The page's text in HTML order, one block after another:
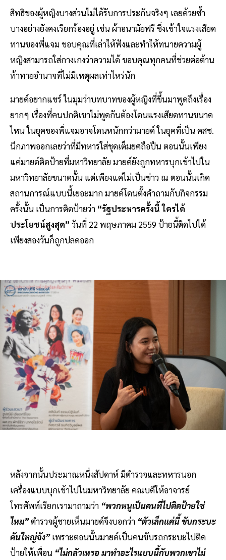
สิทธิของผู้หญิงบางส่วนไม่ได้รับการประกันจริงๆ เลยด้วยซ้ำ
บางอย่างยังคงเรียกร้องอยู่ เช่น ผ้าอนามัยฟรี ซึ่งเข้าใจแรงเสียด
ทานของพี่แจม ขอบคุณที่เล่าให้ฟังและทำให้ทนายความผู้
หญิงสามารถใส่กางเกงว่าความได้ ขอบคุณทุกคนที่ช่วยต่อต้าน
ท้าทายอำนาจที่ไม่มีเหตุผลเท่าไหร่นัก
มายด์อยากแชร์ ในมุมว่าบทบาทของผู้หญิงที่ขึ้นมาพูดถึงเรื่อง
ยากๆ เรื่องที่คนปกติเขาไม่พูดกันต้องโดนแรงเสียดทานขนาด
ไหน ในยุคของพี่แจมอาจโดนหนักกว่ามายด์ ในยุคที่เป็น คสช.
นึกภาพออกเลยว่าที่มีทหารใส่ชุดเต็มยศถือปืน ตอนนั้นเพียง
แค่มายด์ติดป้ายที่มหาวิทยาลัย มายด์ยังถูกทหารบุกเข้าไปใน
มหาวิทยาลัยขนาดนั้น แต่เพียงแค่ไม่เป็นข่าว ณ ตอนนั้นเกิด
สถานการณ์แบบนี้เยอะมาก มายด์โดนตั้งคำถามกับกิจกรรม
ครั้งนั้น เป็นการติดป้ายว่า “รัฐประหารครั้งนี้ ใครได้
ประโยชน์สูงสุด” วันที่ 22 พฤษภาคม 2559 ป้ายนี้ติดไปได้
เพียงสองวันก็ถูกปลดออก
หลังจากนั้นประมาณหนึ่งสัปดาห์ มีตำรวจและทหารนอก
เครื่องแบบบุกเข้าไปในมหาวิทยาลัย คณบดีให้อาจารย์
โทรศัพท์เรียกเรามาถามว่า “พวกหนูเป็นคนที่ไปติดป้ายใช่
ไหม”ตำรวจผู้ชายเห็นมายด์จึงบอกว่า “ตัวเล็กแค่นี้ ขับกระบะ
คันใหญ่จัง”เพราะตอนนั้นมายด์เป็นคนขับรถกระบะไปติด
ป้ายให้เพื่อน “ไม่กลัวเหรอ มาทำอะไรแบบนี้กับพวกเขาไม่